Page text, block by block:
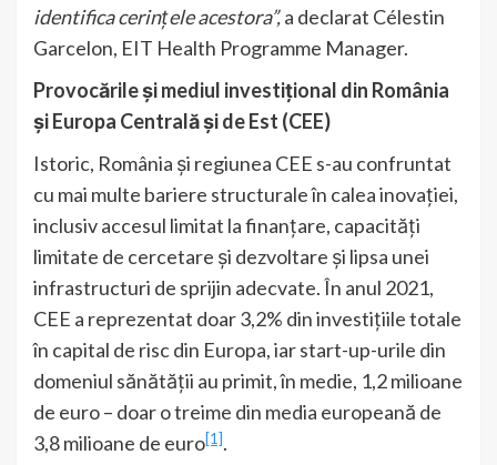
identifica cerințele acestora”,a declarat Célestin
Garcelon, EIT Health Programme Manager.
Provocările și mediul investițional din România
și Europa Centrală și de Est (CEE)
Istoric, România și regiunea CEE s-au confruntat
cu mai multe bariere structurale în calea inovației,
inclusiv accesul limitat la finanțare, capacități
limitate de cercetare și dezvoltare și lipsa unei
infrastructuri de sprijin adecvate. În anul 2021,
CEE a reprezentat doar 3,2% din investițiile totale
în capital de risc din Europa, iar start-up-urile din
domeniul sănătății au primit, în medie, 1,2 milioane
de euro – doar o treime din media europeană de
3,8 milioane de euro[1].